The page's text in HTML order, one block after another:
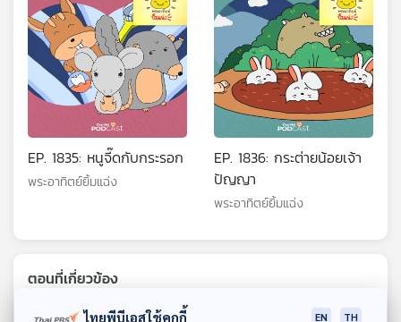
EP. 1835: หนูจี๊ดกับกระรอก
พระอาทิตย์ยิ้มแฉ่ง
EP. 1836: กระต่ายน้อยเจ้า
ปัญญา
พระอาทิตย์ยิ้มแฉ่ง
ตอนที่เกี่ยวข้อง
ไทยพีบีเอสใช้คุกกี้ EN TH